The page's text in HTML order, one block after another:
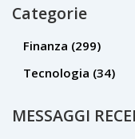
Categorie
Finanza (299)
Tecnologia (34)
MESSAGGI